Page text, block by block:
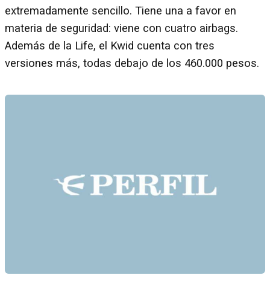
extremadamente sencillo. Tiene una a favor en
materia de seguridad: viene con cuatro airbags.
Además de la Life, el Kwid cuenta con tres
versiones más, todas debajo de los 460.000 pesos.